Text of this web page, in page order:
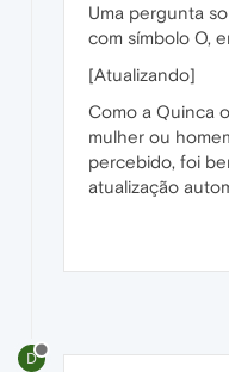
Uma pergunta
com símbolo O,
[Atualizando]
Como a Quinca
mulher ou
percebido, foi
atualização
D